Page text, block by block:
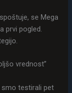
se Mega
prvi pogled.
vrednost”
smo testirali pet